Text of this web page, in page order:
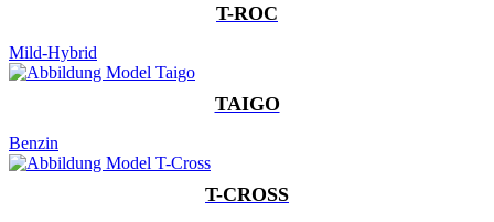
T-ROC
Mild-Hybrid
TAIGO
Benzin
T-CROSS